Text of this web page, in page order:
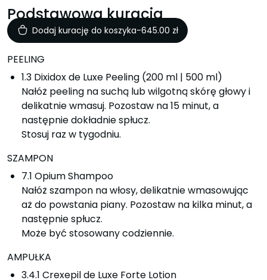
Podstawowa kuracja
Dodaj kurację do koszyka-645.00 zł
PEELING
1.3 Dixidox de Luxe Peeling (200 ml | 500 ml)
Nałóż peeling na suchą lub wilgotną skórę głowy i
delikatnie wmasuj. Pozostaw na 15 minut, a
następnie dokładnie spłucz.
Stosuj raz w tygodniu.
SZAMPON
7.1 Opium Shampoo
Nałóż szampon na włosy, delikatnie wmasowując
aż do powstania piany. Pozostaw na kilka minut, a
następnie spłucz.
Może być stosowany codziennie.
AMPUŁKA
3.4.1 Crexepil de Luxe Forte Lotion